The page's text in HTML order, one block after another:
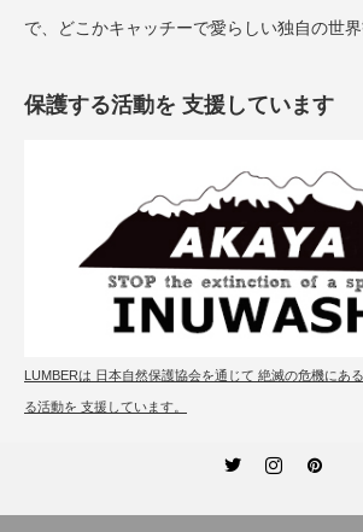
で、どこかキャッチーで愛らしい独自の世界
保護する活動を 支援しています
LUMBERは 日本自然保護協会を通じて 絶滅の危機にあ
る活動を 支援しています。